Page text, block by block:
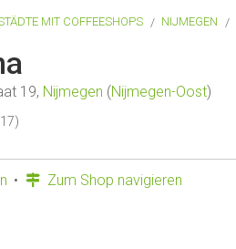
MIT COFFEESHOPS NIJMEGEN
19, Nijmegen (Nijmegen-Oost)
Zum Shop navigieren